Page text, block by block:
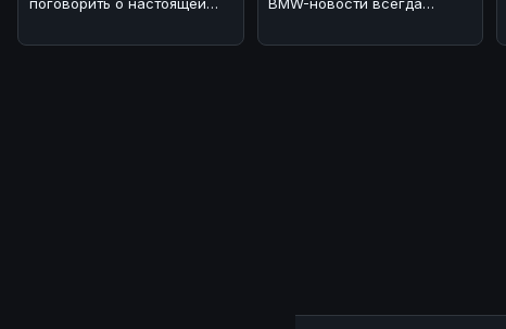
По нашему мнен
Сегодня хот